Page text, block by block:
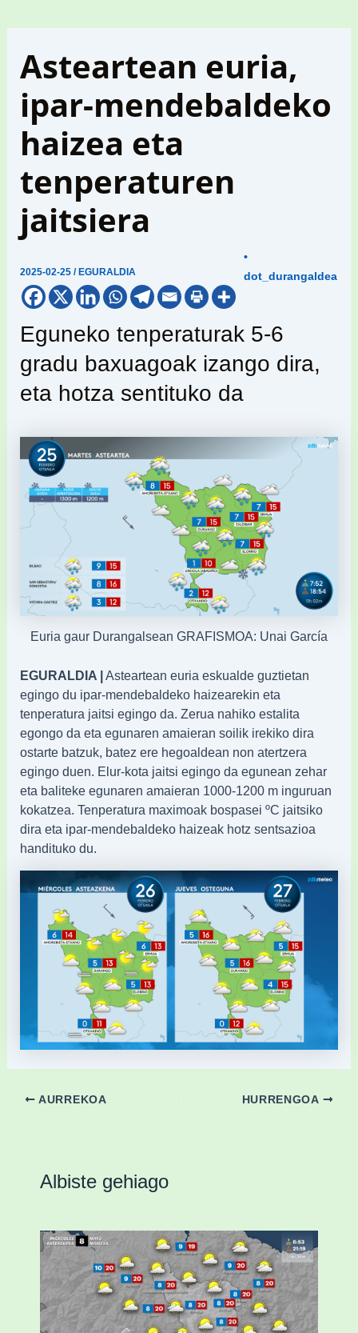
Asteartean euria,
ipar-mendebaldeko
haizea eta
tenperaturen
jaitsiera
2025-02-25/ EGURALDIA
•
dot_durangaldea
Eguneko tenperaturak 5-6
gradu baxuagoak izango dira,
eta hotza sentituko da
Euria gaur Durangalsean GRAFISMOA: Unai García
EGURALDIA |Asteartean euria eskualde guztietan
egingo du ipar-mendebaldeko haizearekin eta
tenperatura jaitsi egingo da. Zerua nahiko estalita
egongo da eta egunaren amaieran soilik irekiko dira
ostarte batzuk, batez ere hegoaldean non atertzera
egingo duen. Elur-kota jaitsi egingo da egunean zehar
eta baliteke egunaren amaieran 1000-1200 m inguruan
kokatzea. Tenperatura maximoak bospasei ºC jaitsiko
dira eta ipar-mendebaldeko haizeak hotz sentsazioa
handituko du.
AURREKOA HURRENGOA
Albiste gehiago